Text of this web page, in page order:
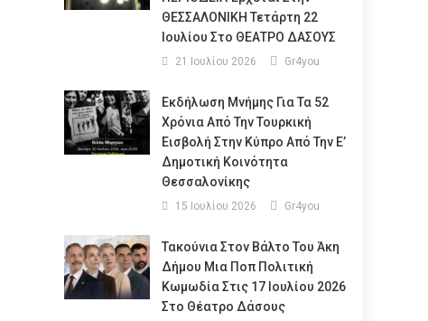
ΘΕΣΣΑΛΟΝΙΚΗ Τετάρτη 22
Ιουλίου Στο ΘΕΑΤΡΟ ΔΑΣΟΥΣ
21 Ιουλίου 2026 Gr4you
Εκδήλωση Μνήμης Για Τα 52
Χρόνια Από Την Τουρκική
Εισβολή Στην Κύπρο Από Την Ε’
Δημοτική Κοινότητα
Θεσσαλονίκης
15 Ιουλίου 2026 Gr4you
Τακούνια Στον Βάλτο Του Άκη
Δήμου Μια Ποπ Πολιτική
Κωμωδία Στις 17 Ιουλίου 2026
Στο Θέατρο Δάσους